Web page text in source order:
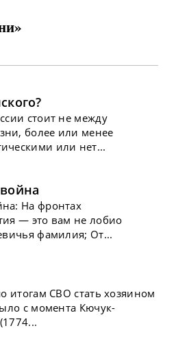
стоит не между
более или менее
или нет...
На фронтах
— это вам не лобио
фамилия; От...
итогам СВО стать хозяином
с момента Кючук-